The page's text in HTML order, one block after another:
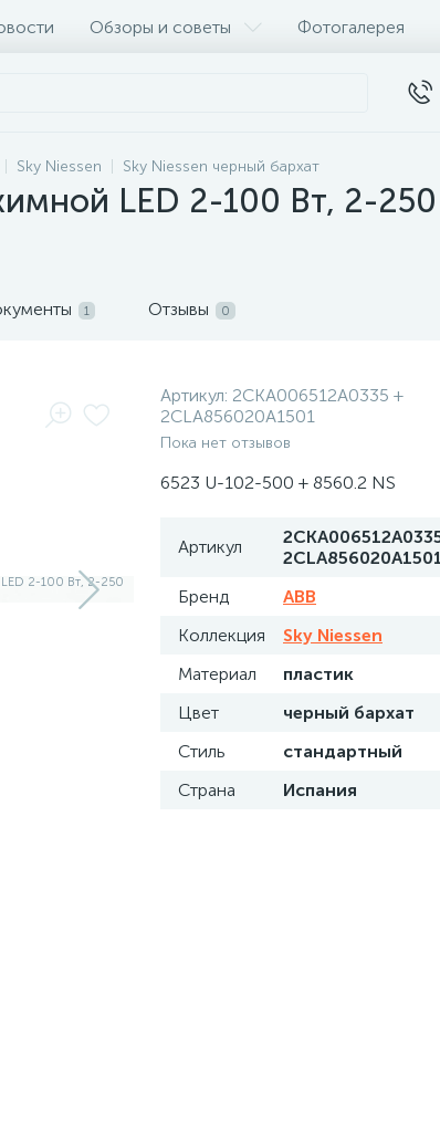
Обзоры и советы Фотогалерея
Sky Niessen Sky Niessen черный бархат
LED 2-100 Вт, 2-250
1 Отзывы 0
Артикул: 2CKA006512A0335 +
2CLA856020A1501
Пока нет отзывов
6523 U-102-500 + 8560.2 NS
Артикул
Бренд
ABB
Коллекция
Sky Niessen
Материал
пластик
Цвет
черный бархат
Стиль
стандартный
Страна
Испания